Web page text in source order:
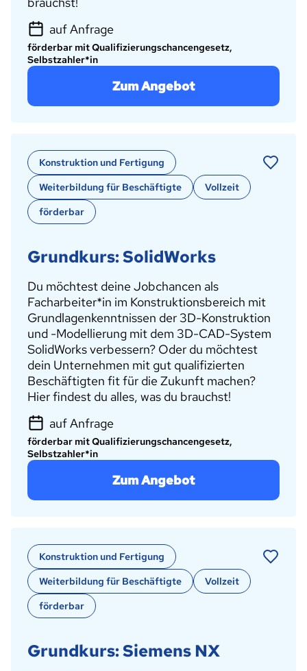
auf Anfrage
förderbar mit Qualifizierungschancengesetz,
Selbstzahler*in
Zum Angebot
Konstruktion und Fertigung
Weiterbildung für Beschäftigte
Vollzeit
förderbar
Grundkurs: SolidWorks
Du möchtest deine Jobchancen als
Facharbeiter*in im Konstruktionsbereich mit
Grundlagenkenntnissen der 3D-Konstruktion
und -Modellierung mit dem 3D-CAD-System
SolidWorks verbessern? Oder du möchtest
dein Unternehmen mit gut qualifizierten
Beschäftigten fit für die Zukunft machen?
Hier findest du alles, was du brauchst!
auf Anfrage
förderbar mit Qualifizierungschancengesetz,
Selbstzahler*in
Zum Angebot
Konstruktion und Fertigung
Weiterbildung für Beschäftigte
Vollzeit
förderbar
Grundkurs: Siemens NX